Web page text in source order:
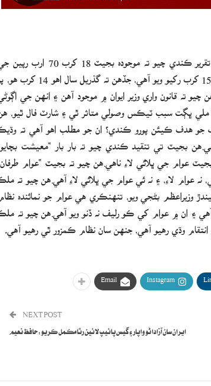
اسلام آباد(بيورو)پي ٽي آءِ جي اڳواڻ لطيف کوسي قومي اسيمبلي ۾ تقرير ڪندي چيو ته موجوده بجيٽ 18 کرب 70 ارب رپين جي
آهي، جنهن ۾ فيڊرل بورڊ آف روينيو (ايف بي آر) لاءِ وصولي جو هدف 15 کرب رکيو ويو آهي، جڏهن ته گذريل سال اهو 14 کرب هو، پر
قانون واري وزير ايوان ۾ موجود آهن ۽ انهن جي اڳوڻي
ملي ڀڳت سبب ٽيڪس وصولي متاثر ٿي ۽ شارٽ فال ٿيو، هن
جيڪڏهن حڪومت 14 کرب وصول نه ڪري سگهي ته 15 کرب جو هدف ڪيئن پورو ڪندي؟ ان جو مطلب اهو آهي ته وڌيڪ
بجيٽ تي تنقيد ڪندي چيو ته بار بار “معيشت بچايو،
عوام جي ڀلائي لاءِ ناهي.هن چيو ته بجيٽ “عوام طرفان،
عوام لاءِ، ۽ نه ئي عوام جي ڀلائي لاءِ آهي.هن چيو ته ملڪ
عمران خان جيل ۾ آهي، جڏهن ته 17 سيٽون کٽيندڙ وزيراعظم بڻجي ويو، تنهنڪري هي عوام جو نمائنده نظام
۽ ان ۾ عوام کي ڪو رليف نه ڏنو ويو آهي.هن چيو ته ملڪ
وڌي رهيو آهي، جنهن سان نظام ڪمزور ٿي رهيو آهي۔
Instagram
Email
NEXT POST
ايران سان آزاداڻو واپار ۽ گيس پائيپ لائين رٿا مڪمل ڪريو:حافظ نعيم